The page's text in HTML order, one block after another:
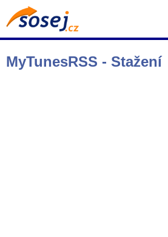
MyTunesRSS - Stažení